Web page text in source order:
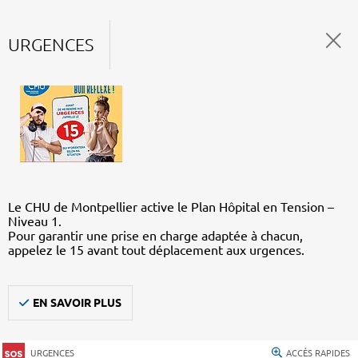
URGENCES
Le CHU de Montpellier active le Plan Hôpital en Tension –
Niveau 1.
Pour garantir une prise en charge adaptée à chacun,
appelez le 15 avant tout déplacement aux urgences.
EN SAVOIR PLUS
URGENCES ACCÈS RAPIDES